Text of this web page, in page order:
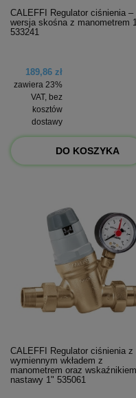
CALEFFI Regulator ciśnienia –
wersja skośna z manometrem
533241
189,86 zł
zawiera 23%
VAT, bez
kosztów
dostawy
DO KOSZYKA
CALEFFI Regulator ciśnienia z
wymiennym wkładem z
manometrem oraz wskaźnikiem
nastawy 1" 535061